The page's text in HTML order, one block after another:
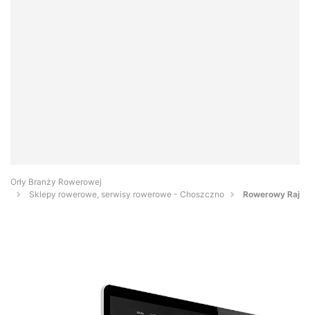
Orły Branży Rowerowej
Sklepy rowerowe, serwisy rowerowe - Choszczno
Rowerowy Raj